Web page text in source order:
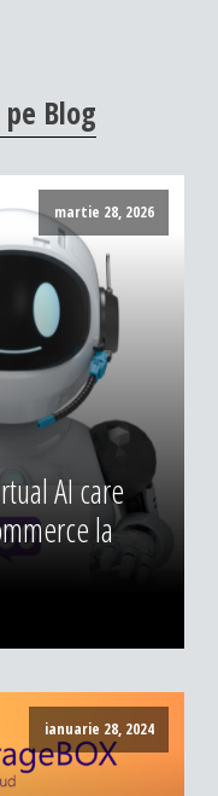
pe Blog
martie 28, 2026
AI care
la
ianuarie 28, 2024